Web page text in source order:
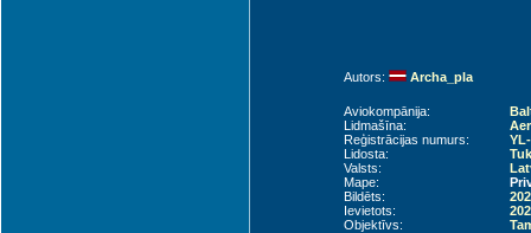
Autors: Archa_pla
Aviokompānija:
Lidmašīna:
Reģistrācijas numurs:
Lidosta:
Valsts:
Mape:
Bildēts:
Ievietots:
Objektīvs: